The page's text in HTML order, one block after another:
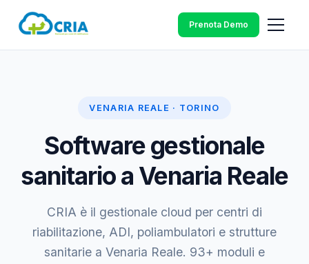
Prenota Demo
VENARIA REALE · TORINO
Software gestionale
sanitario a Venaria Reale
CRIA è il gestionale cloud per centri di
riabilitazione, ADI, poliambulatori e strutture
sanitarie a Venaria Reale. 93+ moduli e